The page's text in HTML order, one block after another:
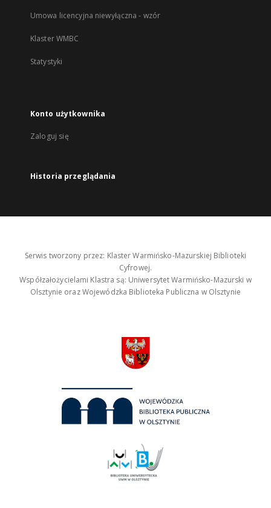
Umowa licencyjna niewyłączna - wzór
Klaster WMBC
Statystyki
Konto użytkownika
Zaloguj się
Historia przeglądania
Serwis tworzony przez: Klaster Warmińsko-Mazurskiej Biblioteki
Cyfrowej.
Współzałożycielami Klastra są: Uniwersytet Warmińsko-Mazurski w
Olsztynie oraz Wojewódzka Biblioteka Publiczna w Olsztynie